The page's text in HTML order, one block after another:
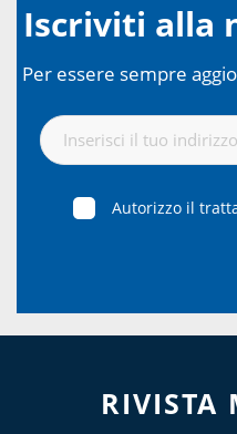
Iscriviti alla
Per essere sempre
Autorizzo il
RIVISTA